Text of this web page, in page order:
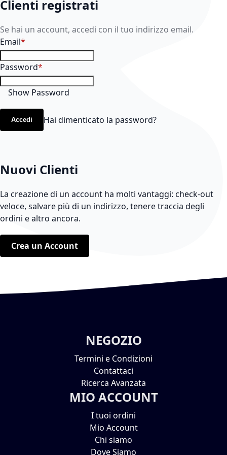
Clienti registrati
Se hai un account, accedi con il tuo indirizzo email.
Email
Password
Show Password
Accedi Hai dimenticato la password?
Nuovi Clienti
La creazione di un account ha molti vantaggi: check-out
veloce, salvare più di un indirizzo, tenere traccia degli
ordini e altro ancora.
Crea un Account
NEGOZIO
Termini e Condizioni
Contattaci
Ricerca Avanzata
MIO ACCOUNT
I tuoi ordini
Mio Account
Chi siamo
Dove Siamo